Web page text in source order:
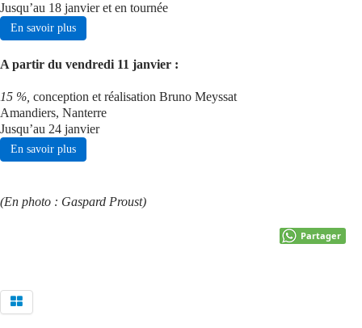
Jusqu’au 18 janvier et en tournée
En savoir plus
A partir du vendredi 11 janvier :
15 %, conception et réalisation Bruno Meyssat
Amandiers, Nanterre
Jusqu’au 24 janvier
En savoir plus
(En photo : Gaspard Proust)
Partager